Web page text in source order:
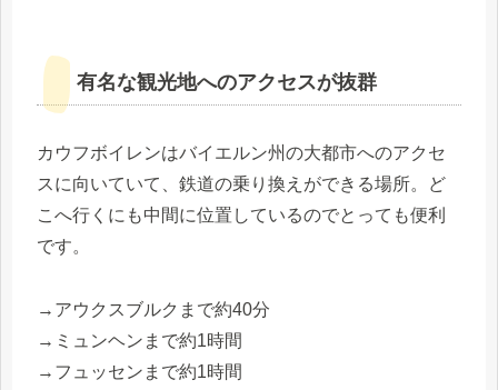
有名な観光地へのアクセスが抜群
カウフボイレンはバイエルン州の大都市へのアクセ
スに向いていて、鉄道の乗り換えができる場所。ど
こへ行くにも中間に位置しているのでとっても便利
です。
→アウクスブルクまで約40分
→ミュンヘンまで約1時間
→フュッセンまで約1時間